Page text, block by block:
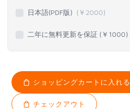
日本語(PDF版) (￥ 2000)
二年に無料更新を保証 (￥ 1000)
ショッピングカートに入れる
チェックアウト